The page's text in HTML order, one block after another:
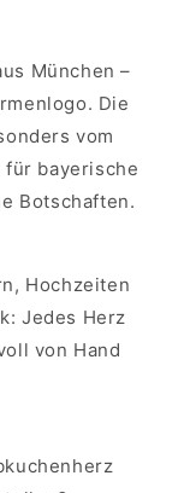
München –
Die
vom
bayerische
Botschaften.
Hochzeiten
Jedes Herz
von Hand